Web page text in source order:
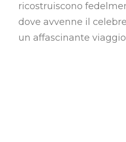
ricostruiscono
dove avvenne il
un affascinante